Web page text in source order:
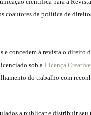
coautores da política de
e concedem à revista o direito
sob a Licença Creative
do trabalho com
a publicar e distribuir seu